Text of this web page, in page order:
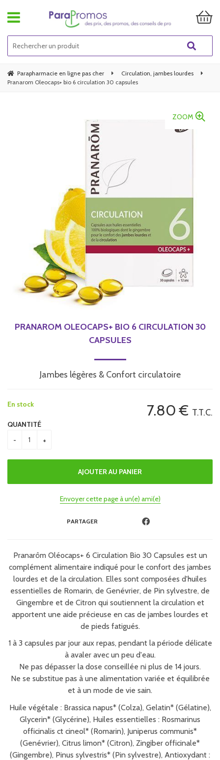
Parapharmacie en ligne pas cher
Circulation, jambes lourdes
Pranarom Oleocaps+ bio 6 circulation 30 capsules
ZOOM
PRANAROM OLEOCAPS+ BIO 6 CIRCULATION 30
CAPSULES
Jambes légères & Confort circulatoire
7.80€ T.T.C.
En stock
QUANTITÉ
Envoyer cette page à un(e) ami(e)
PARTAGER
Pranarôm Oléocaps+ 6 Circulation Bio 30 Capsules est un
complément alimentaire indiqué pour le confort des jambes
lourdes et de la circulation. Elles sont composées d'huiles
essentielles de Romarin, de Genévrier, de Pin sylvestre, de
Gingembre et de Citron qui soutiennent la circulation et
apportent une aide précieuse en cas de jambes lourdes et
de pieds fatigués.
1 à 3 capsules par jour aux repas, pendant la période délicate
à avaler avec un peu d'eau.
Ne pas dépasser la dose conseillée ni plus de 14 jours.
Ne se substitue pas à une alimentation variée et équilibrée
et à un mode de vie sain.
Huile végétale : Brassica napus* (Colza), Gelatin* (Gélatine),
Glycerin* (Glycérine), Huiles essentielles : Rosmarinus
officinalis ct cineol* (Romarin), Juniperus communis*
(Genévrier), Citrus limon* (Citron), Zingiber officinale*
(Gingembre), Pinus sylvestris* (Pin sylvestre), Antioxydant :